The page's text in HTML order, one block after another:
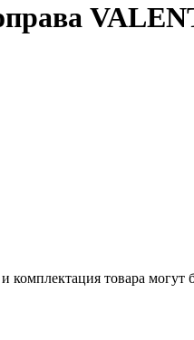
комплектация товара